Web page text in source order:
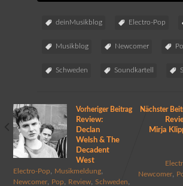
deinMusikblog Electro-Pop
Musikblog Newcomer
Schweden Soundkartell
Vorheriger Beitrag
Review:
Declan
Welsh & The
Decadent
West
Electro-Pop Musikmeldung,
Newcomer, Pop Review, Schweden
Nächster
Mirja
Newcomer